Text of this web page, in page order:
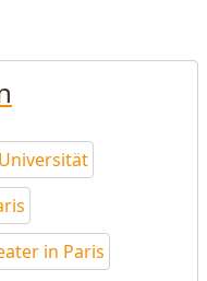
in Paris